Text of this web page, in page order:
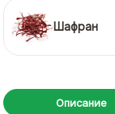
Шафран
Описание